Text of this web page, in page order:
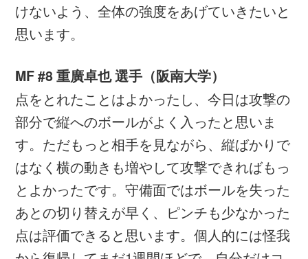
日本代表 2017/07/04
ユニバーシアード日本代表 メンバー・スケジュー
ル【第29回ユニバーシアード競技大会（2017/台
北）】
最新ニュース
選手育成 2018/10/25
JFAアカデミー福島女子 SNS研修会を実施
日本代表 2018/10/25
U-17日本女子代表 メンバー・スケジュール 【FIFA
U-17女子ワールドカップウルグアイ2018（11/13
～12/1）】
2018/10/25
第98回天皇杯 準々決勝～山形vs川崎～J2山形が天
皇杯の醍醐味ともいえるジャイアントキリングを演